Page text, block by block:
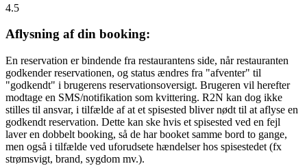
4.5
Aflysning af din booking:
En reservation er bindende fra restaurantens side, når restauranten
godkender reservationen, og status ændres fra "afventer" til
"godkendt" i brugerens reservationsoversigt. Brugeren vil herefter
modtage en SMS/notifikation som kvittering. R2N kan dog ikke
stilles til ansvar, i tilfælde af at et spisested bliver nødt til at aflyse en
godkendt reservation. Dette kan ske hvis et spisested ved en fejl
laver en dobbelt booking, så de har booket samme bord to gange,
men også i tilfælde ved uforudsete hændelser hos spisestedet (fx
strømsvigt, brand, sygdom mv.).